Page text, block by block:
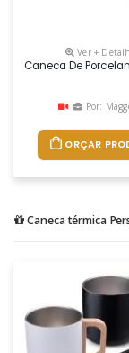
Ver +
Caneca De
Por:
ORÇAR
Caneca térmica